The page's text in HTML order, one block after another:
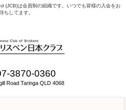
は会員制の組織です。いつでも皆様の入会をお
ちしてます。
3870-0360
Road Taringa QLD 4068